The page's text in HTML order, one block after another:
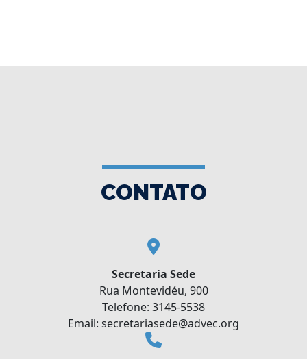
CONTATO
Secretaria Sede
Rua Montevidéu, 900
Telefone: 3145-5538
Email: secretariasede@advec.org